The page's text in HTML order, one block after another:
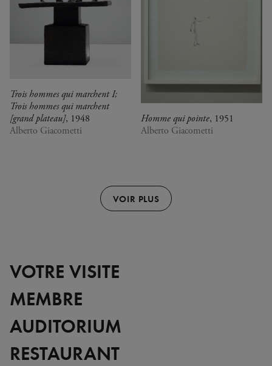
Trois hommes qui marchent I;
Trois hommes qui marchent
[grand plateau], 1948
Alberto Giacometti
Homme qui pointe, 1951
Alberto Giacometti
VOIR PLUS
VOTRE VISITE
MEMBRE
AUDITORIUM
RESTAURANT